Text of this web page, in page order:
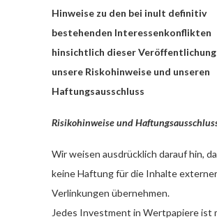
Hinweise zu den bei inult definitiv
bestehenden Interessenkonflikten
hinsichtlich dieser
unsere Riskohinweise und unseren
Haftungsausschluss
Risikohinweise und
Wir weisen ausdrücklich darauf hin,
keine Haftung für die Inhalte externer
Verlinkungen übernehmen.
Jedes Investment in Wertpapiere ist